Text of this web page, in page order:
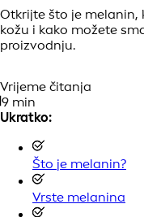
Otkrijte što je melanin,
kožu i kako možete
proizvodnju.
Vrijeme čitanja
9 min
Ukratko:
Što je melanin?
Vrste melanina